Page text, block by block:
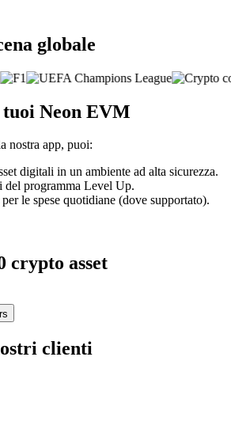
globale
Neon EVM
nostra app, puoi:
digitali in un ambiente ad alta sicurezza.
del programma Level Up.
le spese quotidiane (dove supportato).
crypto asset
clienti